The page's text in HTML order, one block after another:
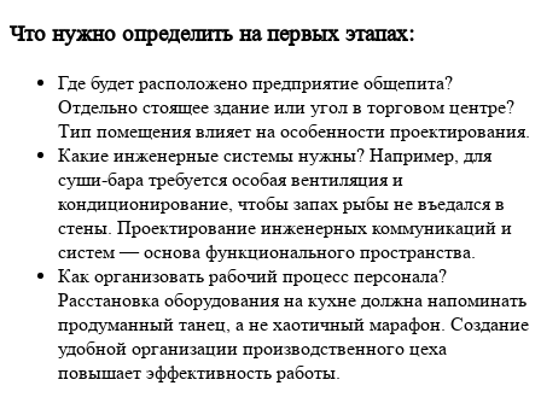
Что нужно определить на первых этапах:
Где будет расположено предприятие общепита?
Отдельно стоящее здание или угол в торговом центре?
Тип помещения влияет на особенности проектирования.
Какие инженерные системы нужны? Например, для
суши-бара требуется особая вентиляция и
кондиционирование, чтобы запах рыбы не въедался в
стены. Проектирование инженерных коммуникаций и
систем — основа функционального пространства.
Как организовать рабочий процесс персонала?
Расстановка оборудования на кухне должна напоминать
продуманный танец, а не хаотичный марафон. Создание
удобной организации производственного цеха
повышает эффективность работы.